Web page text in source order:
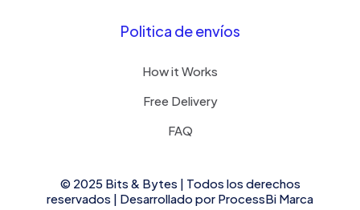
Politica de envíos
How it Works
Free Delivery
FAQ
© 2025 Bits & Bytes | Todos los derechos
reservados | Desarrollado por ProcessBi Marca